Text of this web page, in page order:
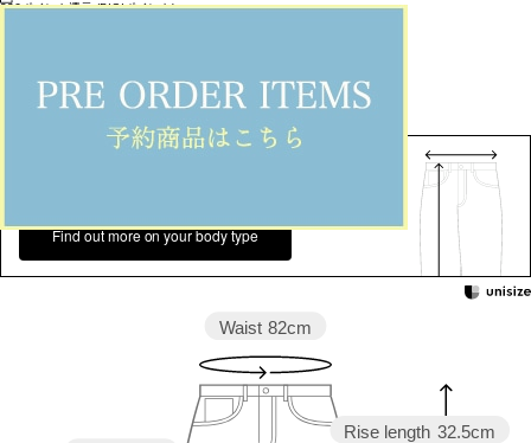
336ポイント還元 (BIGIポイント)
返品について
カラー・サイズを選択する
Find out more on your body type
Rise length 32.5cm
Waist 82cm